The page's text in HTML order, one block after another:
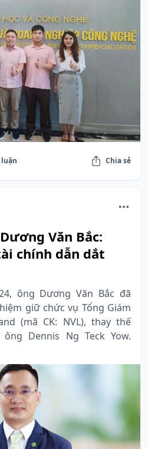
Chia sẻ
Văn Bắc:
chính dẫn dắt
ông Dương Văn Bắc đã
giữ chức vụ Tổng Giám
(mã CK: NVL), thay thế
Dennis Ng Teck Yow.